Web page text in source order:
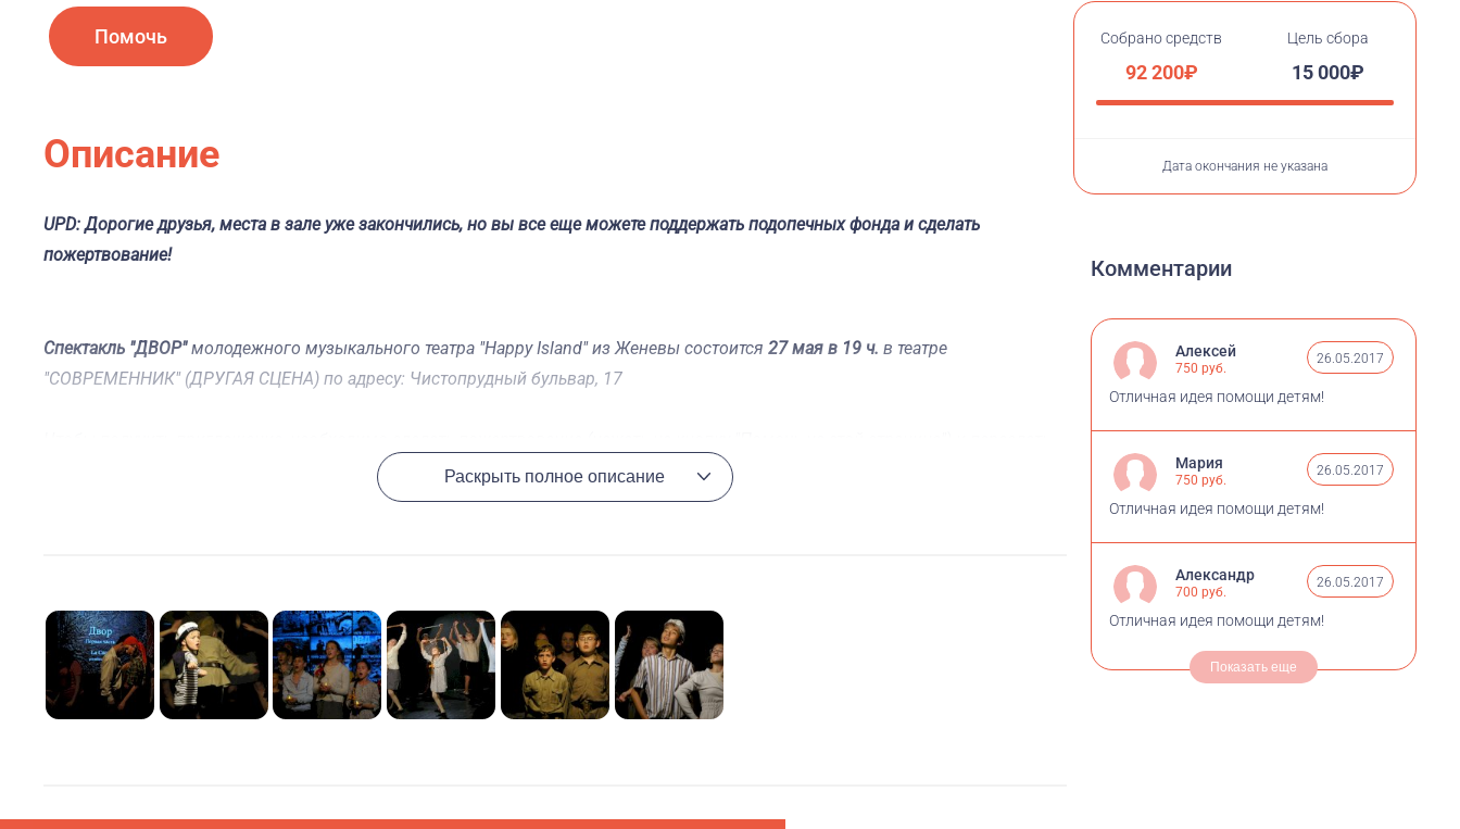
Помочь
Описание
UPD: Дорогие друзья, места в зале уже закончились, но вы все еще можете поддержать подопечных фонда и сделать
пожертвование!
Спектакль "ДВОР"молодежного музыкального театра "Happy Island" из Женевы состоится 27 мая в 19 ч. в театре
"СОВРЕМЕННИК" (ДРУГАЯ СЦЕНА) по адресу: Чистопрудный бульвар, 17
или inna.chibisova@podari-zhizn.ru. В случае если вам удобнее ссделать
пожертвование наличными, то можно приехать в офис фонда "Подари жизнь" по адресу:
лет).
Раскрыть полное описание
Собрано средств
92 200₽
Цель сбора
15 000₽
Дата окончания не указана
Комментарии
Алексей
750 руб.
26.05.2017
Отличная идея помощи детям!
Мария
750 руб.
26.05.2017
Отличная идея помощи детям!
Александр
700 руб.
26.05.2017
Отличная идея помощи детям!
Показать еще